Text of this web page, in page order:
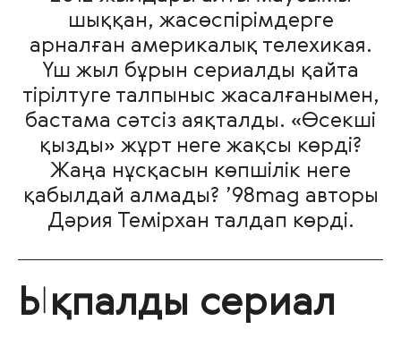
шыққан, жасөспірімдерге
арналған америкалық телехикая.
Үш жыл бұрын сериалды қайта
тірілтуге талпыныс жасалғанымен,
бастама сәтсіз аяқталды. «Өсекші
қызды» жұрт неге жақсы көрді?
Жаңа нұсқасын көпшілік неге
қабылдай алмады? ’98mag авторы
Дәрия Темірхан талдап көрді.
Ықпалды сериал